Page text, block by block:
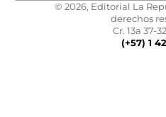
© 2026, Editorial La
derechos
Cr. 13a 37-
(+57) 1